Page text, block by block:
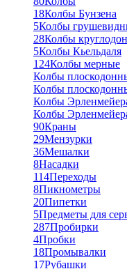
18Колбы Бунзена
5Колбы
28Колбы
5Колбы Кьельдаля
124Колбы мерные
Колбы
Колбы
Колбы
Колбы
90Краны
29Мензурки
36Мешалки
8Насадки
114Переходы
8Пикнометры
20Пипетки
5Предметы для
287Пробирки
4Пробки
18Промывалки
17Рубашки